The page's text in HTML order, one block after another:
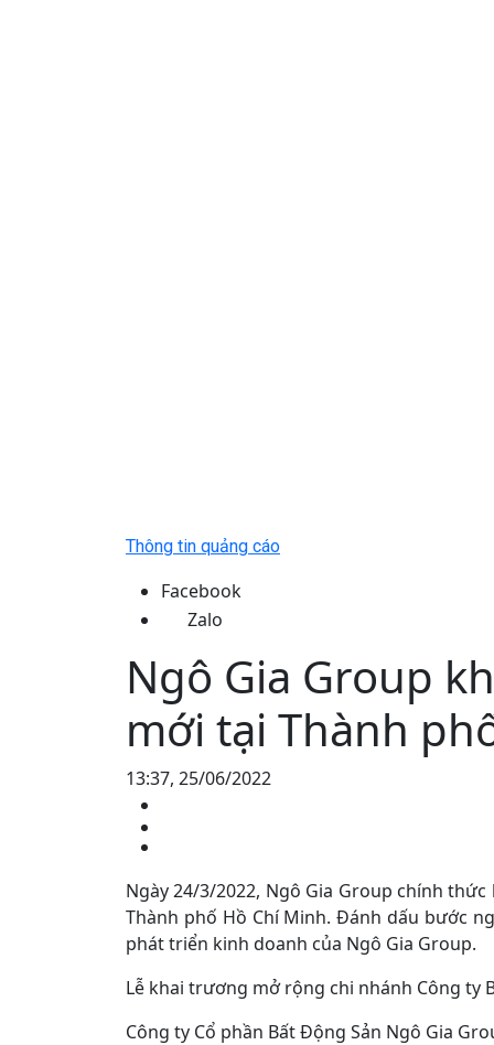
Thông tin quảng cáo
Facebook
Zalo
Ngô Gia Group
mới tại Thành
13:37, 25/06/2022
Ngày 24/3/2022, Ngô Gia Group chính
Thành phố Hồ Chí Minh. Đánh dấu bước
phát triển kinh doanh của Ngô Gia Group.
Lễ khai trương mở rộng chi nhánh Công ty
Công ty Cổ phần Bất Động Sản Ngô Gia